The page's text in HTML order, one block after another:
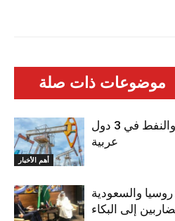
موضوعات ذات صلة
أهم الأخبار
انخفاض حفارات الغاز والنفط في 3 دول
عربية
والسعودية
إلى البكاء